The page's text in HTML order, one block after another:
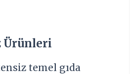
Ürünleri
temel gıda